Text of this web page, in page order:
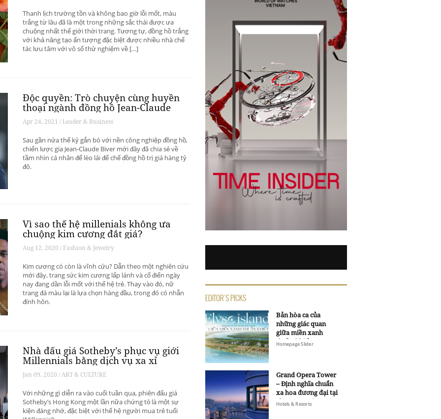
Thanh lịch trường tồn và không bao giờ lỗi mốt, màu
trắng từ lâu đã là một trong những sắc thái được ưa
chuộng nhất thế giới thời trang. Tương tự, đồng hồ trắng
với khả năng tạo ấn tượng đặc biệt được nhiều nhà chế
tác lưu tâm với vô số thử nghiệm về […]
Độc quyền: Trò chuyện cùng huyền
thoại ngành đồng hồ Jean-Claude
Biver
Apr 24, 2021 / Leader & Business
Sau gần nửa thế kỷ gắn bó với nền công nghiệp đồng hồ,
chiến lược gia Jean-Claude Biver mới đây đã chia sẻ về
tầm nhìn cá nhân để lèo lái đế chế đồng hồ trị giá hàng tỷ
đô.
Vì sao thế hệ millenials không ưa
chuộng kim cương đắt giá?
Aug 12, 2020 / Fashion & Jewelry
Kim cương có còn là vĩnh cửu? Dẫn theo một nghiên cứu
mới đây, trang sức kim cương lấp lánh và cổ điển ngày
nay đang dần lỗi mốt với thế hệ trẻ. Thay vào đó, nữ
trang đá màu lại là lựa chọn hàng đầu, trong đó có nhẫn
đính hôn.
Nhà đấu giá Sotheby’s phục vụ giới
Millennials bằng dịch vụ xa xỉ
Jan 09, 2020 / ART & CULTURE
Với những gì diễn ra vào cuối tuần qua, phiên đấu giá
Sotheby’s Hong Kong một lần nữa chứng tỏ là một sự
kiện đáng nhớ, đặc biệt với thế hệ người mua trẻ tuổi
EDITOR'S PICKS
Bản hòa ca của
những giác quan
giữa miền xanh
thuần khiết
Homepage Slider
Grand Opera Tower
– Định nghĩa chuẩn
xa hoa đương đại tại
Sheraton Saigon
Hotels & Resorts